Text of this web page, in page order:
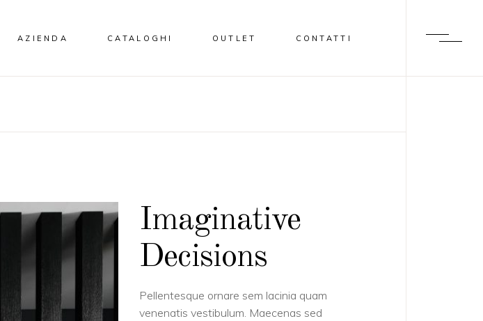
AZIENDA CATALOGHI OUTLET CONTATTI
Imaginative
Decisions
Pellentesque ornare sem lacinia quam
venenatis vestibulum. Maecenas sed